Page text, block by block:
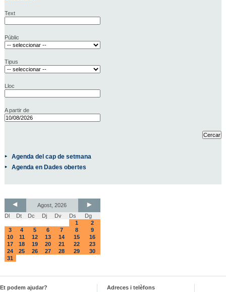
Text
Públic
Tipus
Lloc
A partir de
Agenda del cap de setmana
Agenda en Dades obertes
Agost, 2026
Dl
Dt Dc Dj Dv Ds
Dg
1
2
3
4 5 6 7 8
9
10
11 12 13 14 15
16
17
18 19 20 21 22
23
24
25 26 27 28 29
30
31
Et podem ajudar?
Adreces i telèfons